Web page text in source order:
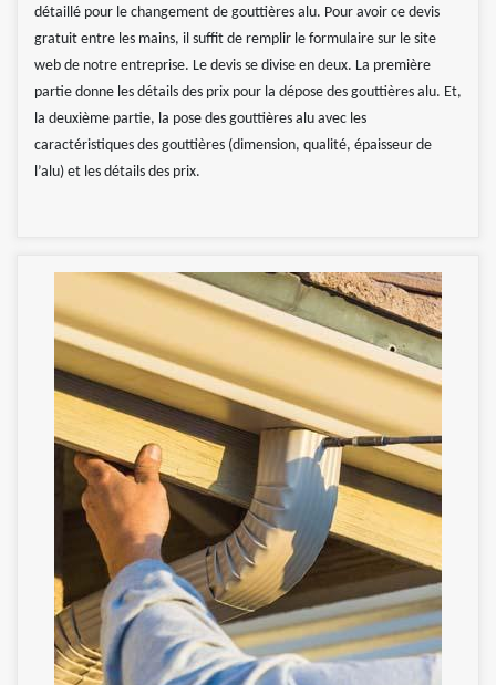
détaillé pour le changement de gouttières alu. Pour avoir ce devis
gratuit entre les mains, il suffit de remplir le formulaire sur le site
web de notre entreprise. Le devis se divise en deux. La première
partie donne les détails des prix pour la dépose des gouttières alu. Et,
la deuxième partie, la pose des gouttières alu avec les
caractéristiques des gouttières (dimension, qualité, épaisseur de
l’alu) et les détails des prix.